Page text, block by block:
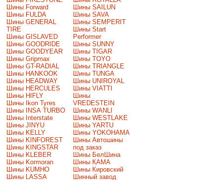
Шины Forward
Шины FULDA
Шины GENERAL
TIRE
Шины GISLAVED
Шины GOODRIDE
Шины GOODYEAR
Шины Gripmax
Шины GT-RADIAL
Шины HANKOOK
Шины HEADWAY
Шины HERCULES
Шины HIFLY
Шины Ikon Tyres
Шины INSA TURBO
Шины Interstate
Шины JINYU
Шины KELLY
Шины KINFOREST
Шины KINGSTAR
Шины KLEBER
Шины Kormoran
Шины KUMHO
Шины LASSA
Шины SAILUN
Шины SAVA
Шины SEMPERIT
Шины Start
Performer
Шины SUNNY
Шины TIGAR
Шины TOYO
Шины TRIANGLE
Шины TUNGA
Шины UNIROYAL
Шины VIATTI
Шины
VREDESTEIN
Шины WANLI
Шины WESTLAKE
Шины YARTU
Шины YOKOHAMA
Шины Автошины
под заказ
Шины БелШина
Шины КАМА
Шины Кировский
Шинный завод